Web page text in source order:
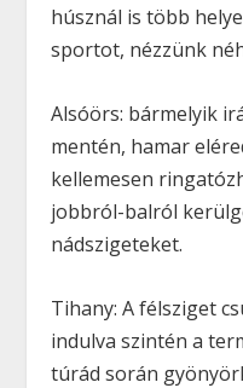
húsznál is több
sportot, nézzünk
Alsóörs: bármelyik
mentén, hamar
kellemesen
jobbról-balról
nádszigeteket.
Tihany:A félsziget
indulva szintén a
túrád során